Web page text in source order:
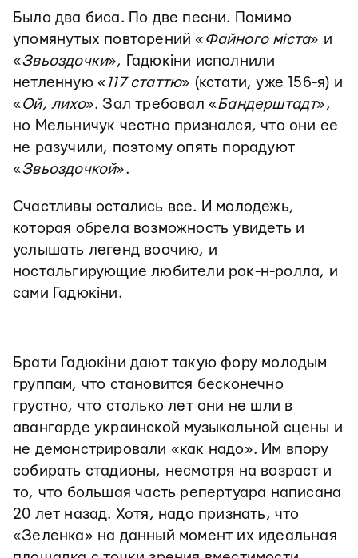
Было два биса. По две песни. Помимо
упомянутых повторений « Файного міста» и
«Звьоздочки», Гадюкіни исполнили
нетленную « 117 статтю» (кстати, уже 156-я) и
«Ой, лихо». Зал требовал «Бандерштадт»,
но Мельничук честно признался, что они ее
не разучили, поэтому опять порадуют
«Звьоздочкой».
Счастливы остались все. И молодежь,
которая обрела возможность увидеть и
услышать легенд воочию, и
ностальгирующие любители рок-н-ролла, и
сами Гадюкіни.
Брати Гадюкіни дают такую фору молодым
группам, что становится бесконечно
грустно, что столько лет они не шли в
авангарде украинской музыкальной сцены и
не демонстрировали «как надо». Им впору
собирать стадионы, несмотря на возраст и
то, что большая часть репертуара написана
20 лет назад. Хотя, надо признать, что
«Зеленка» на данный момент их идеальная